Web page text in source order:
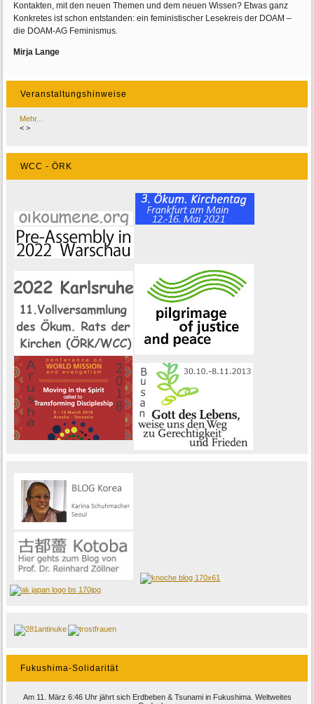
Kontakten, mit den neuen Themen und dem neuen Wissen? Etwas ganz
Konkretes ist schon entstanden: ein feministischer Lesekreis der DOAM –
die DOAM-AG Feminismus.
Mirja Lange
Veranstaltungshinweise
Mehr...
< >
WCC - ÖRK
Fukushima-Solidarität
Am 11. März 6:46 Uhr jährt sich Erdbeben & Tsunami in Fukushima. Weltweites